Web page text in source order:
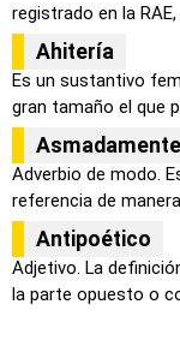
registrado en la RAE,
Ahitería
Es un sustantivo
gran tamaño el que
Asmadamente
Adverbio de modo.
referencia de
Antipoético
Adjetivo. La
la parte opuesto o